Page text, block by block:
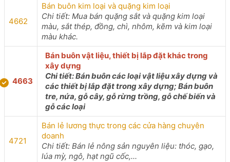
4662
Bán buôn kim loại và quặng kim loại
Chi tiết: Mua bán quặng sắt và quặng kim loại
màu, sắt thép, đồng, chì, nhôm, kẽm và kim loại
màu khác.
4663
Bán buôn vật liệu, thiết bị lắp đặt khác trong
xây dựng
Chi tiết: Bán buôn các loại vật liệu xây dựng và
các thiết bị lắp đặt trong xây dựng; Bán buôn
tre, nứa, gỗ cây, gỗ rừng trồng, gỗ chế biến và
gỗ các loại
4721
Bán lẻ lương thực trong các cửa hàng chuyên
doanh
Chi tiết: Bán lẻ nông sản nguyên liệu: thóc, gạo,
lúa mỳ, ngô, hạt ngũ cốc,...